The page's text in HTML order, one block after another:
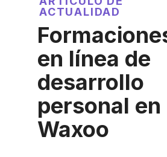
ACTUALIDAD
en línea de
desarrollo
personal en
Waxoo